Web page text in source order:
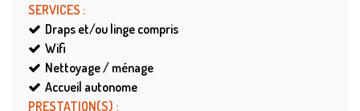
SERVICES :
Draps et/ou linge compris
Wifi
Nettoyage / ménage
Accueil autonome
PRESTATION(S) :